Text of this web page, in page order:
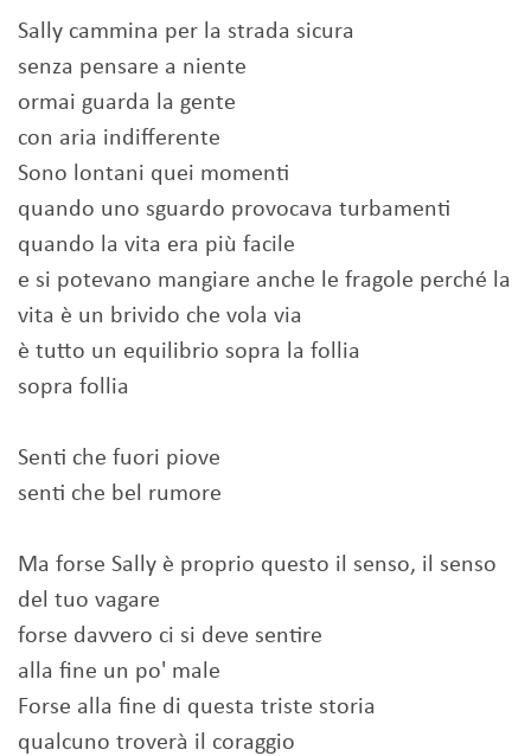
Sally cammina per la strada sicura
senza pensare a niente
ormai guarda la gente
con aria indifferente
Sono lontani quei momenti
quando uno sguardo provocava turbamenti
quando la vita era più facile
e si potevano mangiare anche le fragole perché la
vita è un brivido che vola via
è tutto un equilibrio sopra la follia
sopra follia
Senti che fuori piove
senti che bel rumore
Ma forse Sally è proprio questo il senso, il senso
del tuo vagare
forse davvero ci si deve sentire
alla fine un po' male
Forse alla fine di questa triste storia
qualcuno troverà il coraggio